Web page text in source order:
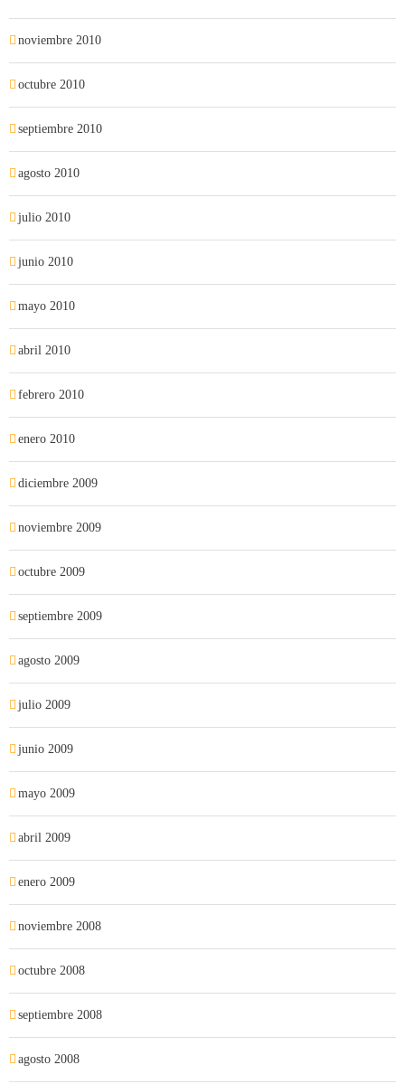
noviembre 2010
octubre 2010
septiembre 2010
agosto 2010
julio 2010
junio 2010
mayo 2010
abril 2010
febrero 2010
enero 2010
diciembre 2009
noviembre 2009
octubre 2009
septiembre 2009
agosto 2009
julio 2009
junio 2009
mayo 2009
abril 2009
enero 2009
noviembre 2008
octubre 2008
septiembre 2008
agosto 2008